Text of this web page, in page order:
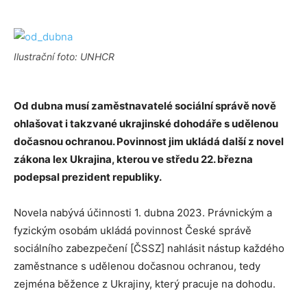
Ilustrační foto: UNHCR
Od dubna musí zaměstnavatelé sociální správě nově
ohlašovat i takzvané ukrajinské dohodáře s udělenou
dočasnou ochranou. Povinnost jim ukládá další z novel
zákona lex Ukrajina, kterou ve středu 22. března
podepsal prezident republiky.
Novela nabývá účinnosti 1. dubna 2023. Právnickým a
fyzickým osobám ukládá povinnost České správě
sociálního zabezpečení [ČSSZ] nahlásit nástup každého
zaměstnance s udělenou dočasnou ochranou, tedy
zejména běžence z Ukrajiny, který pracuje na dohodu.